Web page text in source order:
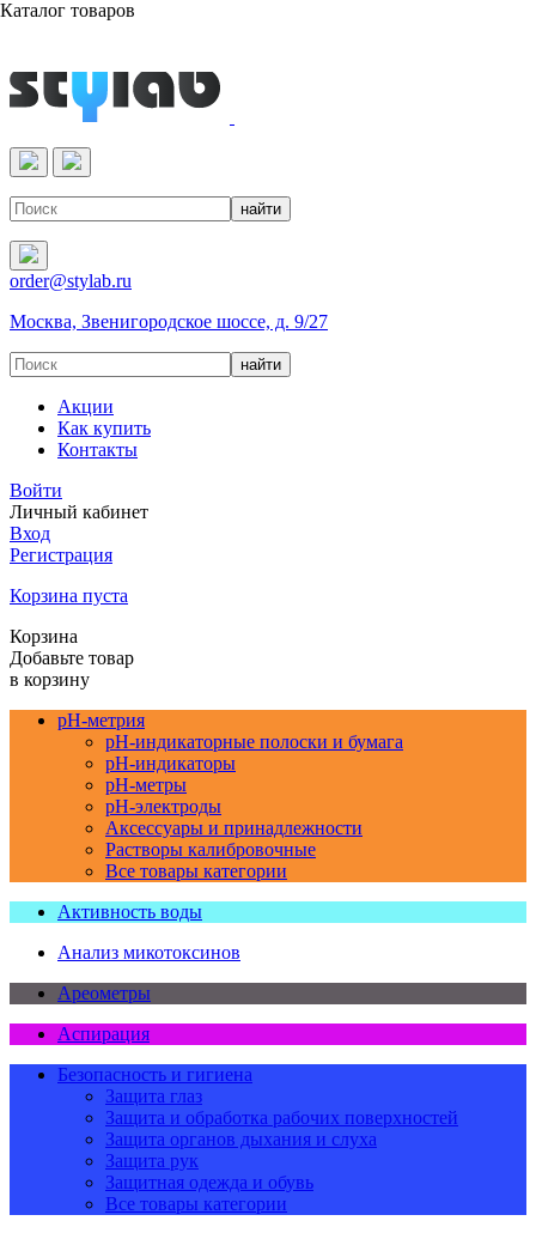
Реактивы & Оборудование
order@stylab.ru
Москва, Звенигородское шоссе, д. 9/27
Акции
Как купить
Контакты
Войти
Личный кабинет
Вход
Регистрация
Корзина пуста
Корзина
Добавьте товар
в корзину
pH-метрия
pH-индикаторные полоски и бумага
pH-индикаторы
pH-метры
pH-электроды
Аксессуары и принадлежности
Растворы калибровочные
Все товары категории
Активность воды
Анализ микотоксинов
Ареометры
Аспирация
Безопасность и гигиена
Защита глаз
Защита и обработка рабочих поверхностей
Защита органов дыхания и слуха
Защита рук
Защитная одежда и обувь
Все товары категории
Каталог товаров